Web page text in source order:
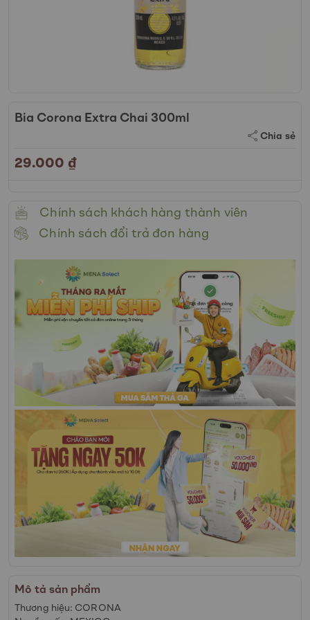
to
of
the
Bia Corona Extra Chai 300ml
Chia sẻ
29.000 ₫
Chính sách khách hàng thành viên
Chính sách đổi trả đơn hàng
Mô tả sản phẩm
Thương hiệu: CORONA